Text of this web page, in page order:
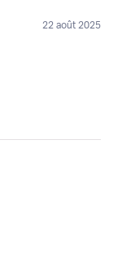
22 août 2025